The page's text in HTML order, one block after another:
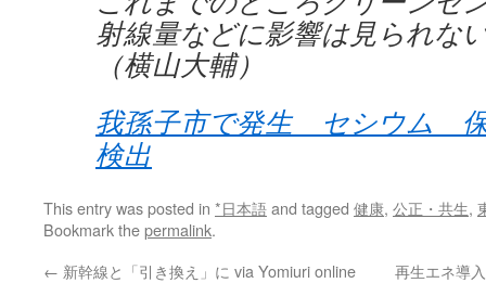
射線量などに影響は見られ
（横山大輔）
我孫子市で発生 セシウム
検出
This entry was posted in *日本語and tagged 健康, 公正・共生,
Bookmark thepermalink.
← 新幹線と「引き換え」に via Yomiuri online 再生エネ導